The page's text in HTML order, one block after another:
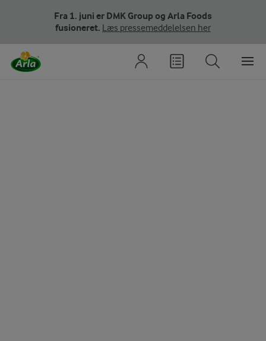
Fra 1. juni er DMK Group og Arla Foods
fusioneret. Læs pressemeddelelsen her